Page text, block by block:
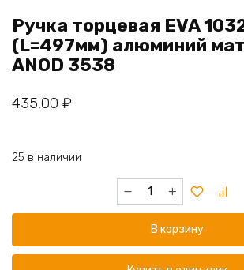
Ручка торцевая EVA
(L=497мм) алюминий
ANOD 3538
435,00 ₽
25 в наличии
Количество
товара
торцевая
EVA
В корзину